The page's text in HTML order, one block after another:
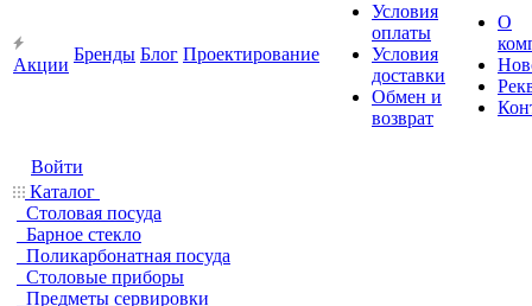
Акции
Бренды Блог Проектирование
Условия
оплаты
Условия
доставки
Обмен и
возврат
О
Войти
Каталог
Столовая посуда
Барное стекло
Поликарбонатная посуда
Столовые приборы
Предметы сервировки